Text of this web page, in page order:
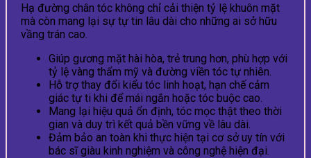
Hạ đường chân tóc không chỉ cải thiện tỷ lệ khuôn mặt
mà còn mang lại sự tự tin lâu dài cho những ai sở hữu
vầng trán cao.
Giúp gương mặt hài hòa, trẻ trung hơn, phù hợp với
tỷ lệ vàng thẩm mỹ và đường viền tóc tự nhiên.
Hỗ trợ thay đổi kiểu tóc linh hoạt, hạn chế cảm
giác tự ti khi để mái ngắn hoặc tóc buộc cao.
Mang lại hiệu quả ổn định, tóc mọc thật theo thời
gian và duy trì kết quả bền vững về lâu dài.
Đảm bảo an toàn khi thực hiện tại cơ sở uy tín với
bác sĩ giàu kinh nghiệm và công nghệ hiện đại.